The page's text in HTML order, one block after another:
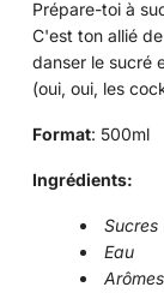
​​Prépare-toi à
C'est ton allié
danser le sucré
(oui, oui, les
Format: 500ml
Ingrédients:
Sucres
Eau
Arômes